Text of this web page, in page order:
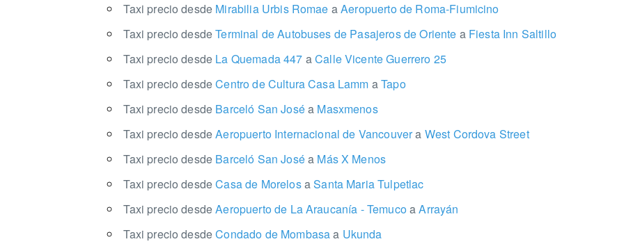
Taxi precio desde Mirabilia Urbis Romae aAeropuerto de Roma-Fiumicino
Taxi precio desdeTerminal de Autobuses de Pasajeros de Oriente aFiesta Inn Saltillo
Taxi precio desde La Quemada 447 aCalle Vicente Guerrero 25
Taxi precio desdeCentro de Cultura Casa Lamm aTapo
Taxi precio desde Barceló San Joséa Masxmenos
Taxi precio desdeAeropuerto Internacional de Vancouvera West Cordova Street
Taxi precio desde Barceló San Joséa Más X Menos
Taxi precio desdeCasa de MorelosaSanta Maria Tulpetlac
Taxi precio desdeAeropuerto de La Araucanía - TemucoaArrayán
Taxi precio desdeCondado de Mombasaa Ukunda